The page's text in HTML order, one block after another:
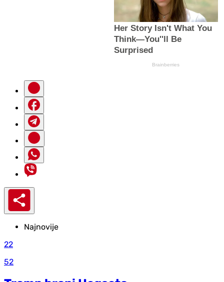
Najnovije
22
52